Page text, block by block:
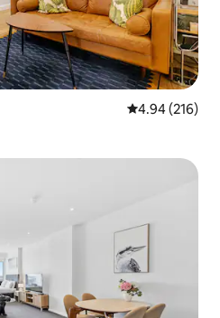
Calificación
4.94 (216)